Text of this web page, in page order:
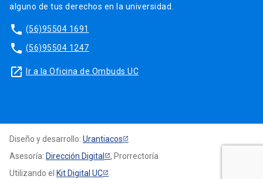
alguno de tus derechos en la universidad.
phone (56)95504 1691
phone (56)95504 1247
launch Ir a la Oficina de Ombuds UC
Diseño y desarrollo: Urantiacos
Asesoría: Dirección Digital
, Prorrectoría
Utilizando el Kit Digital UC